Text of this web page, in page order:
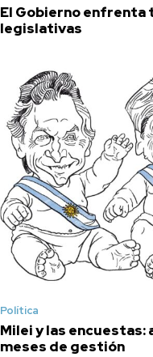
El Gobierno enfrenta
legislativas
Política
Milei y las encuestas:
meses de gestión